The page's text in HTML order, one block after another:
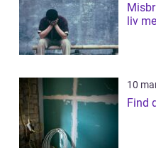
liv
10
Find